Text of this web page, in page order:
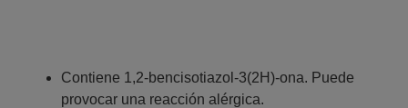
Contiene 1,2-bencisotiazol-3(2H)-ona. Puede
provocar una reacción alérgica.